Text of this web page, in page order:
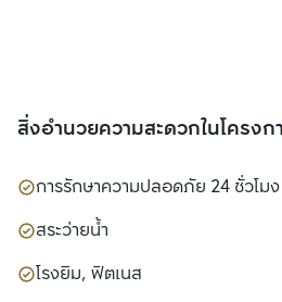
สิ่งอำนวยความสะดวกในโครงก
การรักษาความปลอดภัย 24 ชั่วโมง
สระว่ายน้ำ
โรงยิม, ฟิตเนส